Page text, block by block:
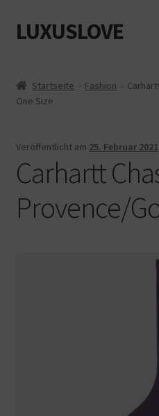
Zur
Navigation
Zum
Inhalt
LUXUSLOVE
Cookie-Richtlinie (EU)
Datenschutz
Impressum
Kasse
Startseite Fashion
One Size
Veröffentlicht am 25. Februar 2021
Carhartt
Provence/